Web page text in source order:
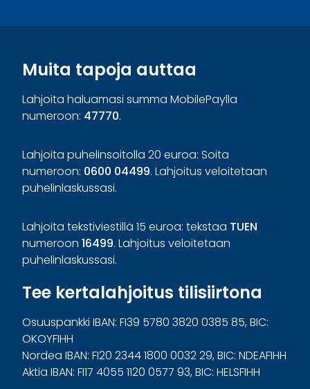
Muita tapoja auttaa
Lahjoita haluamasi summa MobilePaylla
numeroon: 47770.
Lahjoita puhelinsoitolla 20 euroa: Soita
numeroon: 0600 04499. Lahjoitus veloitetaan
puhelinlaskussasi.
Lahjoita tekstiviestillä 15 euroa: tekstaa TUEN
numeroon 16499. Lahjoitus veloitetaan
puhelinlaskussasi.
Tee kertalahjoitus tilisiirtona
Osuuspankki IBAN: FI39 5780 3820 0385 85, BIC:
OKOYFIHH
Nordea IBAN: FI20 2344 1800 0032 29, BIC: NDEAFIHH
Aktia IBAN: FI17 4055 1120 0577 93, BIC: HELSFIHH